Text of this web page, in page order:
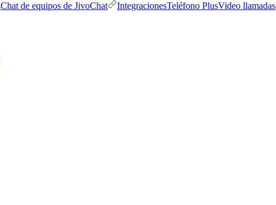
Chat de equipos de JivoChat IntegracionesTeléfono PlusVideo llamadas